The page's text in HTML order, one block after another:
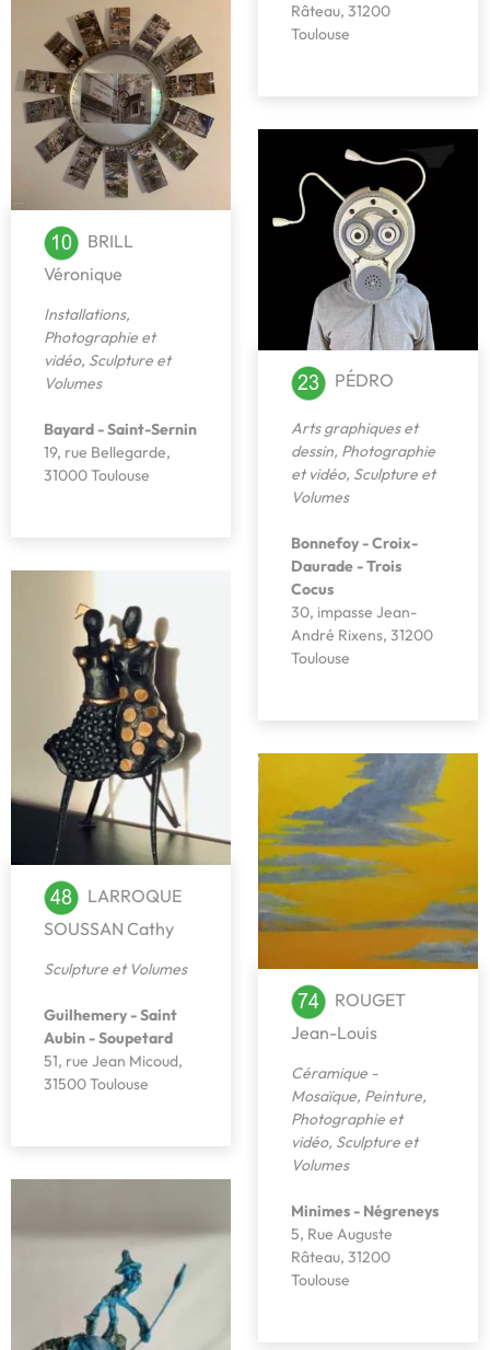
Râteau, 31200
Toulouse
BRILL
Véronique
Installations,
Photographie et
vidéo, Sculpture et
Volumes
Bayard - Saint-Sernin
19, rue Bellegarde,
31000 Toulouse
PÉDRO
Arts graphiques et
dessin, Photographie
et vidéo, Sculpture et
Volumes
Bonnefoy - Croix-
Daurade - Trois
Cocus
30, impasse Jean-
André Rixens, 31200
Toulouse
LARROQUE
SOUSSAN Cathy
Sculpture et Volumes
Guilhemery - Saint
Aubin - Soupetard
51, rue Jean Micoud,
31500 Toulouse
ROUGET
Jean-Louis
Céramique -
Mosaïque, Peinture,
Photographie et
vidéo, Sculpture et
Volumes
Minimes - Négreneys
5, Rue Auguste
Râteau, 31200
Toulouse